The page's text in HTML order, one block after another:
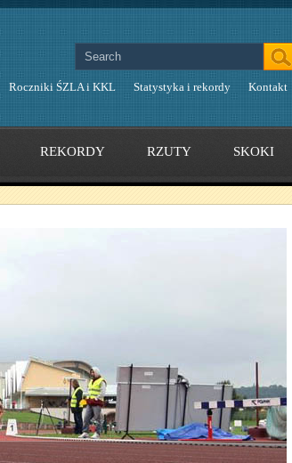
Roczniki ŚZLA i KKL Statystyka i rekordy Kontakt
REKORDY RZUTY SKOKI